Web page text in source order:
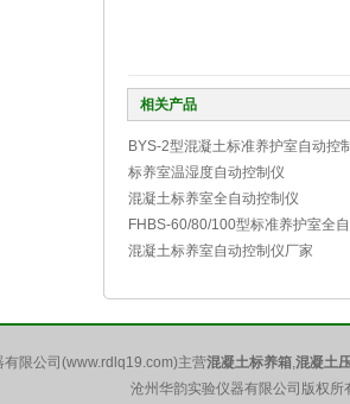
相关产品
BYS-2型混凝土标准养护室自动控
标养室温湿度自动控制仪
混凝土标养室全自动控制仪
FHBS-60/80/100型标准养护室全
混凝土标养室自动控制仪厂家
有限公司(www.rdlq19.com)主营混凝土标养箱,混凝土
沧州华韵实验仪器有限公司版权